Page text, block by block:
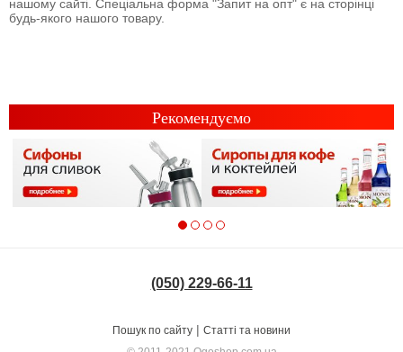
нашому сайті. Спеціальна форма "Запит на опт" є на сторінці
будь-якого нашого товару.
Рекомендуємо
(050) 229-66-11
Пошук по сайту | Статті та новини